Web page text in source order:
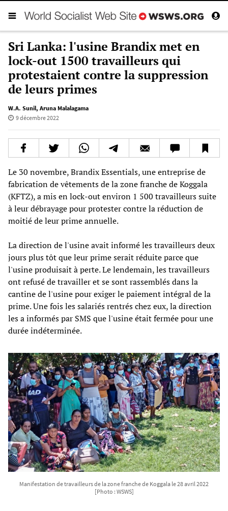
Sri Lanka: l'usine Brandix met en
lock-out 1500 travailleurs qui
protestaient contre la suppression
de leurs primes
W.A. Sunil, Aruna Malalagama
9 décembre 2022
Le 30 novembre, Brandix Essentials, une entreprise de
fabrication de vêtements de la zone franche de Koggala
(KFTZ), a mis en lock-out environ 1 500 travailleurs suite
à leur débrayage pour protester contre la réduction de
moitié de leur prime annuelle.
La direction de l'usine avait informé les travailleurs deux
jours plus tôt que leur prime serait réduite parce que
l'usine produisait à perte. Le lendemain, les travailleurs
ont refusé de travailler et se sont rassemblés dans la
cantine de l'usine pour exiger le paiement intégral de la
prime. Une fois les salariés rentrés chez eux, la direction
les a informés par SMS que l'usine était fermée pour une
durée indéterminée.
Manifestation de travailleurs de la zone franche de Koggala le 28 avril 2022
[Photo : WSWS]